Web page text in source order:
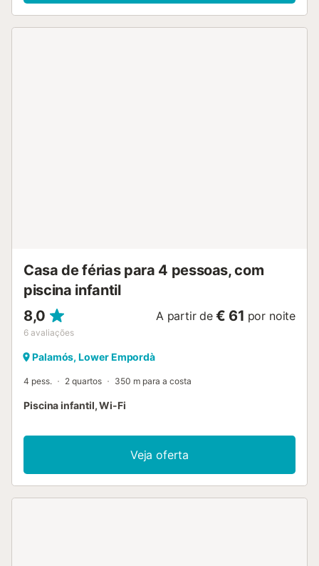
Casa de férias para 4 pessoas, com
piscina infantil
8,0
6 avaliações
A partir de € 61 por noite
Palamós, Lower Empordà
4 pess. 2 quartos 350 m para a costa
Piscina infantil, Wi-Fi
Veja oferta